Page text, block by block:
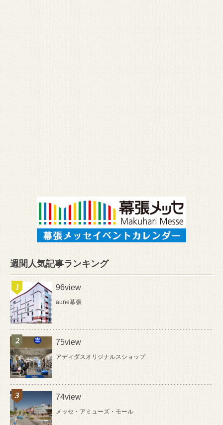
週間人気記事ランキング
96view
aune幕張
75view
アディダスオリジナルスショップ
74view
メッセ・アミューズ・モール